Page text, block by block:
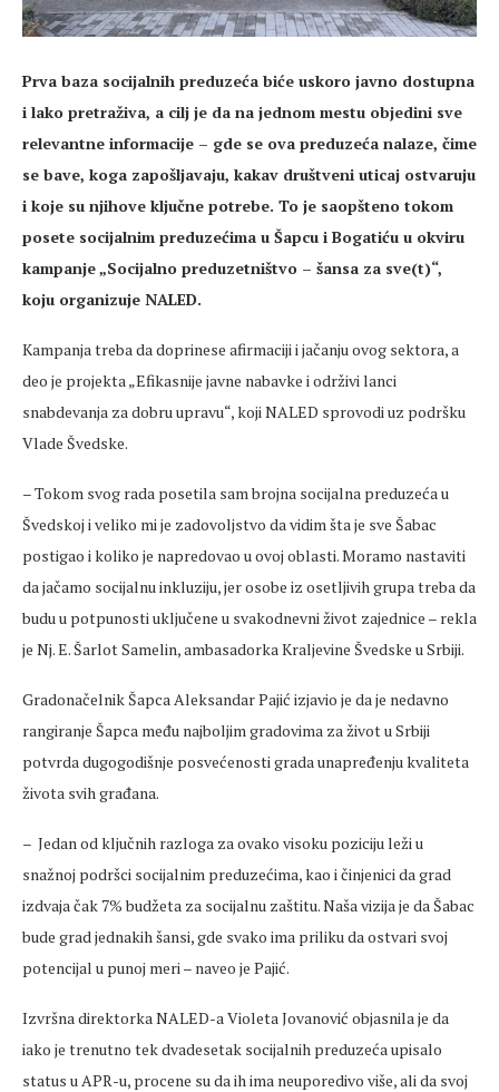
Prva baza socijalnih preduzeća biće uskoro javno dostupna
i lako pretraživa, a cilj je da na jednom mestu objedini sve
relevantne informacije – gde se ova preduzeća nalaze, čime
se bave, koga zapošljavaju, kakav društveni uticaj ostvaruju
i koje su njihove ključne potrebe. To je saopšteno tokom
posete socijalnim preduzećima u Šapcu i Bogatiću u okviru
kampanje „Socijalno preduzetništvo – šansa za sve(t)“,
koju organizuje NALED.
Kampanja treba da doprinese afirmaciji i jačanju ovog sektora, a
deo je projekta „Efikasnije javne nabavke i održivi lanci
snabdevanja za dobru upravu“, koji NALED sprovodi uz podršku
Vlade Švedske.
– Tokom svog rada posetila sam brojna socijalna preduzeća u
Švedskoj i veliko mi je zadovoljstvo da vidim šta je sve Šabac
postigao i koliko je napredovao u ovoj oblasti. Moramo nastaviti
da jačamo socijalnu inkluziju, jer osobe iz osetljivih grupa treba da
budu u potpunosti uključene u svakodnevni život zajednice – rekla
je Nj. E. Šarlot Samelin, ambasadorka Kraljevine Švedske u Srbiji.
Gradonačelnik Šapca Aleksandar Pajić izjavio je da je nedavno
rangiranje Šapca među najboljim gradovima za život u Srbiji
potvrda dugogodišnje posvećenosti grada unapređenju kvaliteta
života svih građana.
– Jedan od ključnih razloga za ovako visoku poziciju leži u
snažnoj podršci socijalnim preduzećima, kao i činjenici da grad
izdvaja čak 7% budžeta za socijalnu zaštitu. Naša vizija je da Šabac
bude grad jednakih šansi, gde svako ima priliku da ostvari svoj
potencijal u punoj meri – naveo je Pajić.
Izvršna direktorka NALED-a Violeta Jovanović objasnila je da
iako je trenutno tek dvadesetak socijalnih preduzeća upisalo
status u APR-u, procene su da ih ima neuporedivo više, ali da svoj